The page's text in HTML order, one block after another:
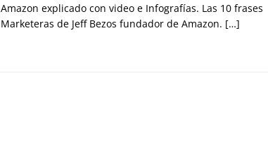
Amazon explicado con video e Infografías. Las 10 frases
Marketeras de Jeff Bezos fundador de Amazon. […]